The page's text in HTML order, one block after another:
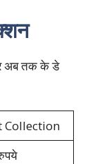
अब तक के डे
Collection